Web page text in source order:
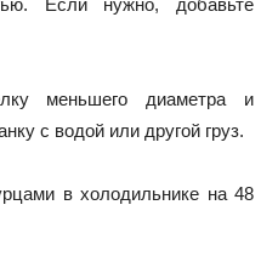
меньшего диаметра и
с водой или другой груз.
в холодильнике на 48